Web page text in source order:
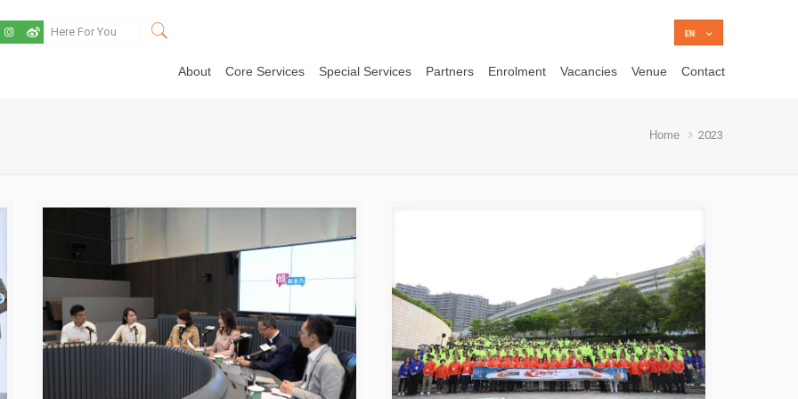
About Core Services Special Services Partners Enrolment Vacancies Venue Contact
Home 2023